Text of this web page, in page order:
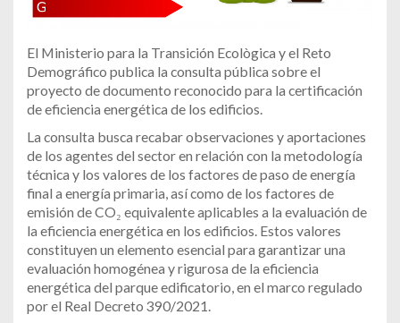
El Ministerio para la Transición Ecològica y el Reto
Demográfico publica la consulta pública sobre el
proyecto de documento reconocido para la certificación
de eficiencia energética de los edificios.
La consulta busca recabar observaciones y aportaciones
de los agentes del sector en relación con la metodología
técnica y los valores de los factores de paso de energía
final a energía primaria, así como de los factores de
emisión de CO₂ equivalente aplicables a la evaluación de
la eficiencia energética en los edificios. Estos valores
constituyen un elemento esencial para garantizar una
evaluación homogénea y rigurosa de la eficiencia
energética del parque edificatorio, en el marco regulado
por el Real Decreto 390/2021.